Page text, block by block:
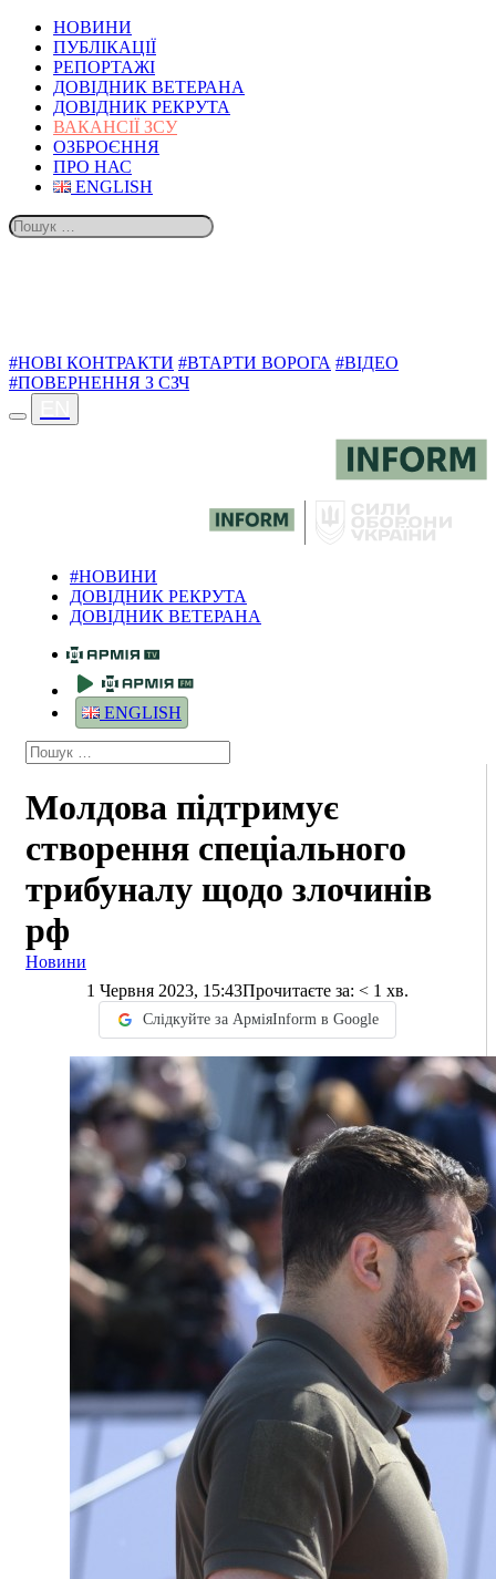
НОВИНИ
ПУБЛІКАЦІЇ
РЕПОРТАЖІ
ДОВІДНИК ВЕТЕРАНА
ДОВІДНИК РЕКРУТА
ВАКАНСІЇ ЗСУ
ОЗБРОЄННЯ
ПРО НАС
ENGLISH
#НОВІ КОНТРАКТИ #ВТАРТИ ВОРОГА #ВІДЕО
#ПОВЕРНЕННЯ З СЗЧ
#НОВИНИ
ДОВІДНИК РЕКРУТА
ДОВІДНИК ВЕТЕРАНА
ENGLISH
Молдова підтримує
створення спеціального
трибуналу щодо злочинів
рф
Новини
1 Червня 2023, 15:43Прочитаєте за: < 1 хв.
Слідкуйте за АрміяInform в Google